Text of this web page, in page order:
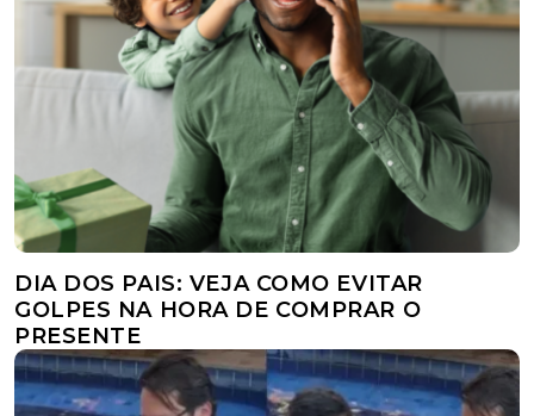
DIA DOS PAIS: VEJA COMO EVITAR
GOLPES NA HORA DE COMPRAR O
PRESENTE